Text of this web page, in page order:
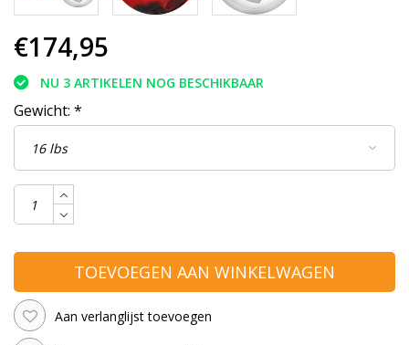
€174,95
NU 3 ARTIKELEN NOG BESCHIKBAAR
Gewicht: *
TOEVOEGEN AAN WINKELWAGEN
Aan verlanglijst toevoegen